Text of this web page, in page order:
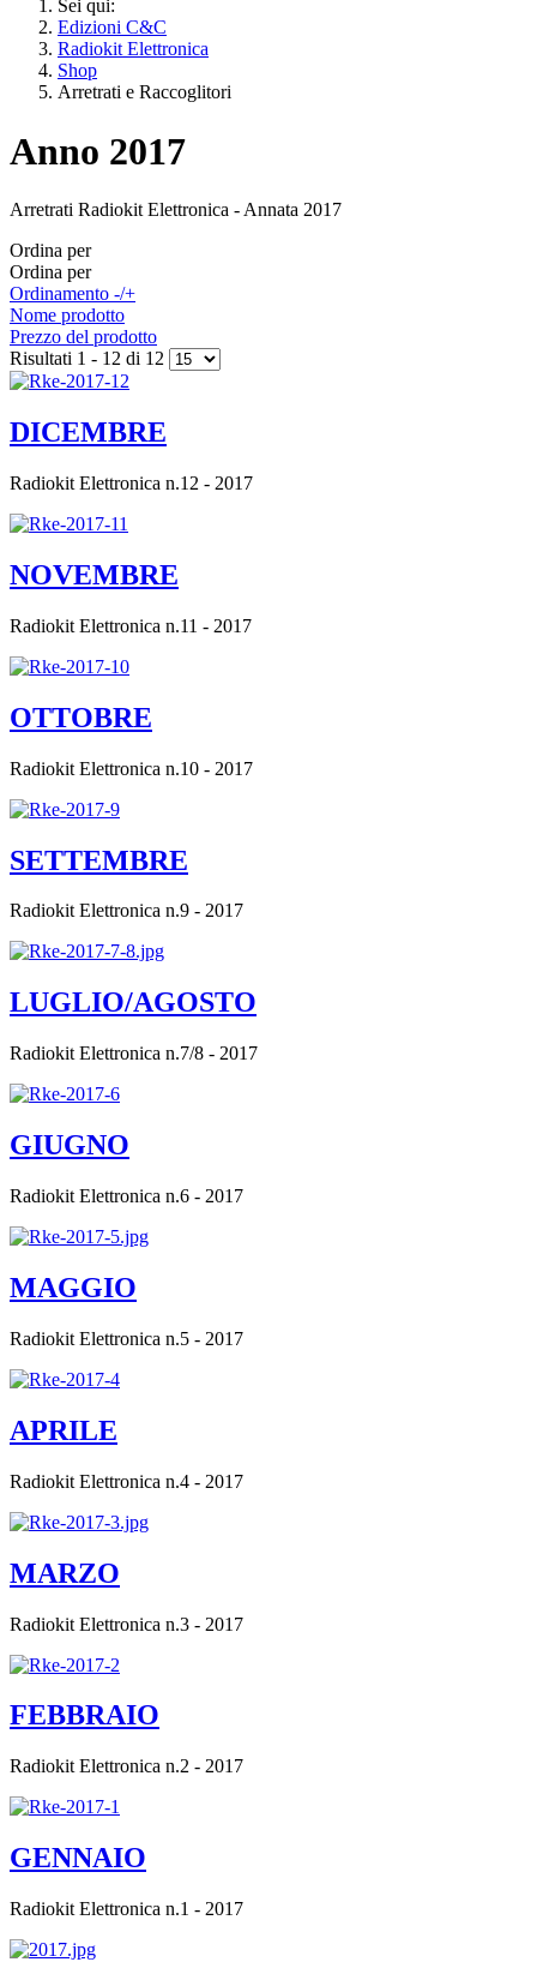
Sei qui:
Edizioni C&C
Radiokit Elettronica
Shop
Arretrati e Raccoglitori
Anno 2017
Arretrati Radiokit Elettronica - Annata 2017
Ordina per
Ordina per
Ordinamento -/+
Nome prodotto
Prezzo del prodotto
Risultati 1 - 12 di 12
DICEMBRE
Radiokit Elettronica n.12 - 2017
NOVEMBRE
Radiokit Elettronica n.11 - 2017
OTTOBRE
Radiokit Elettronica n.10 - 2017
SETTEMBRE
Radiokit Elettronica n.9 - 2017
LUGLIO/AGOSTO
Radiokit Elettronica n.7/8 - 2017
GIUGNO
Radiokit Elettronica n.6 - 2017
MAGGIO
Radiokit Elettronica n.5 - 2017
APRILE
Radiokit Elettronica n.4 - 2017
MARZO
Radiokit Elettronica n.3 - 2017
FEBBRAIO
Radiokit Elettronica n.2 - 2017
GENNAIO
Radiokit Elettronica n.1 - 2017